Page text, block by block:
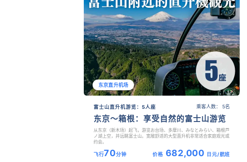
东京直升机场
乘客人数： 5名
富士山直升机游览：5人座
东京～箱根：享受自然的富士山游览
从东京（新木场）起飞，游览お台场、多摩川、みなとみらい、箱根芦
ノ湖上空，并远眺富士山。宽敞舒适的大型直升机非常适合家庭观光或
约会。
飞行70分钟 价格 682,000 日元/航班